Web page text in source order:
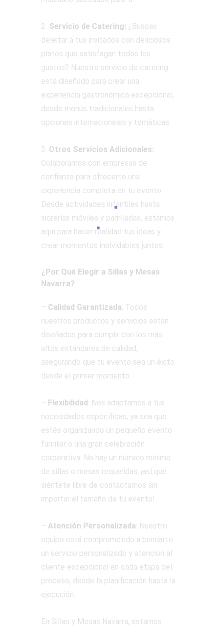
2. Servicio de Catering: ¿Buscas
deleitar a tus invitados con deliciosos
platos que satisfagan todos los
gustos? Nuestro servicio de catering
está diseñado para crear una
experiencia gastronómica excepcional,
desde menús tradicionales hasta
opciones internacionales y temáticas.
3. Otros Servicios Adicionales:
Colaboramos con empresas de
confianza para ofrecerte una
experiencia completa en tu evento.
Desde actividades infantiles hasta
sidrerías móviles y parrilladas, estamos
aquí para hacer realidad tus ideas y
crear momentos inolvidables juntos.
¿Por Qué Elegir a Sillas y Mesas
Navarra?
– Calidad Garantizada: Todos
nuestros productos y servicios están
diseñados para cumplir con los más
altos estándares de calidad,
asegurando que tu evento sea un éxito
desde el primer momento.
– Flexibilidad: Nos adaptamos a tus
necesidades específicas, ya sea que
estés organizando un pequeño evento
familiar o una gran celebración
corporativa. No hay un número mínimo
de sillas o mesas requeridas, ¡así que
siéntete libre de contactarnos sin
importar el tamaño de tu evento!
– Atención Personalizada: Nuestro
equipo está comprometido a brindarte
un servicio personalizado y atención al
cliente excepcional en cada etapa del
proceso, desde la planificación hasta la
ejecución.
En Sillas y Mesas Navarra, estamos